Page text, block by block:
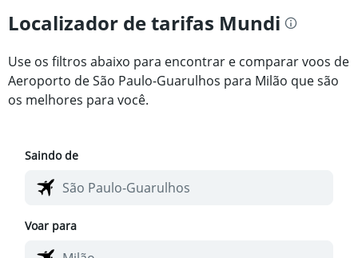
Localizador de tarifas Mundi
Use os filtros abaixo para encontrar e comparar voos de
Aeroporto de São Paulo-Guarulhos para Milão que são
os melhores para você.
Saindo de
Voar para